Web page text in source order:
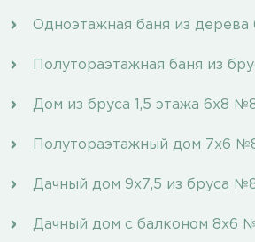
Одноэтажная баня из дерева
Полутораэтажная баня из
Дом из бруса 1,5 этажа 6х8
Полутораэтажный дом 7x6
Дачный дом 9х7,5 из бруса
Дачный дом с балконом 8х6